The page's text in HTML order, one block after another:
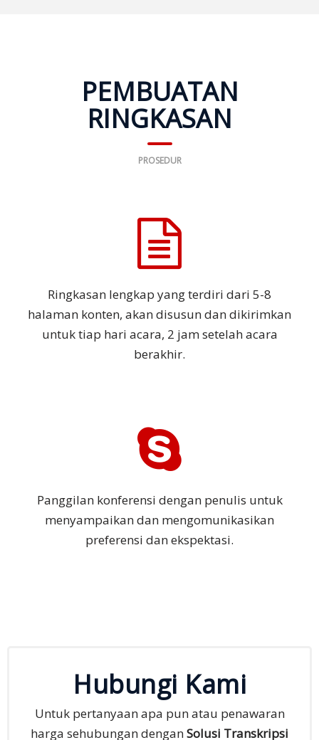
PEMBUATAN
RINGKASAN
PROSEDUR
Ringkasan lengkap yang terdiri dari 5-8
halaman konten, akan disusun dan dikirimkan
untuk tiap hari acara, 2 jam setelah acara
berakhir.
Panggilan konferensi dengan penulis untuk
menyampaikan dan mengomunikasikan
preferensi dan ekspektasi.
Hubungi Kami
Untuk pertanyaan apa pun atau penawaran
harga sehubungan denganSolusi Transkripsi